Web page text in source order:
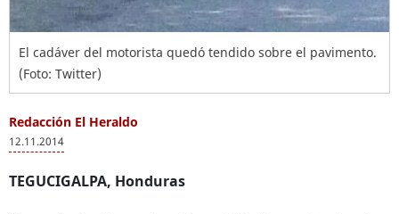
El cadáver del motorista quedó tendido sobre el pavimento.
(Foto: Twitter)
Redacción El Heraldo
12.11.2014
TEGUCIGALPA, Honduras